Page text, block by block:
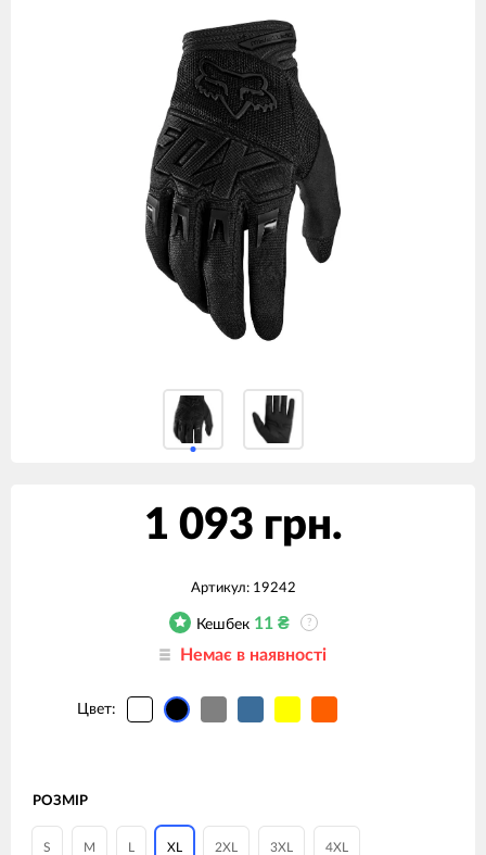
1 093 грн.
Артикул: 19242
Кешбек 11₴ ?
Немає в наявності
Цвет:
РОЗМІР
S M L XL 2XL 3XL 4XL